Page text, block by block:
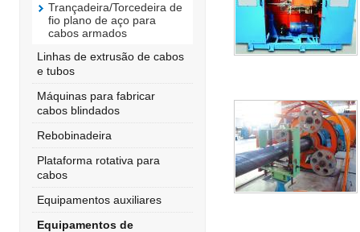
Trançadeira/Torcedeira de
fio plano de aço para
cabos armados
Linhas de extrusão de cabos
e tubos
Máquinas para fabricar
cabos blindados
Rebobinadeira
Plataforma rotativa para
cabos
Equipamentos auxiliares
Equipamentos de